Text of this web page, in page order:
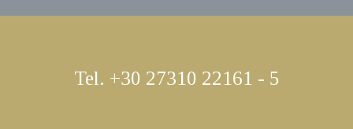
Tel. +30 27310 22161 - 5